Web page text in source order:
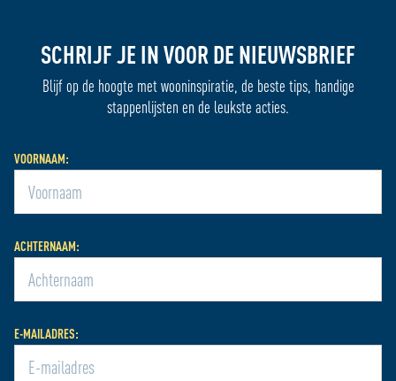
SCHRIJF JE IN VOOR DE NIEUWSBRIEF
Blijf op de hoogte met wooninspiratie, de beste tips, handige
stappenlijsten en de leukste acties.
VOORNAAM:
ACHTERNAAM:
E-MAILADRES: